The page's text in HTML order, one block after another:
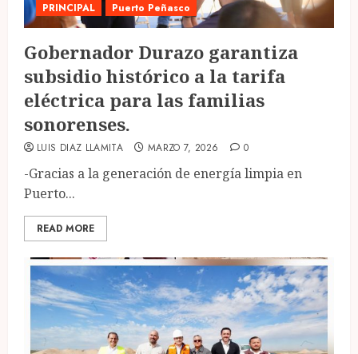
PRINCIPAL
Puerto Peñasco
Gobernador Durazo garantiza
subsidio histórico a la tarifa
eléctrica para las familias
sonorenses.
LUIS DIAZ LLAMITA MARZO 7, 2026 0
-Gracias a la generación de energía limpia en
Puerto...
READ MORE